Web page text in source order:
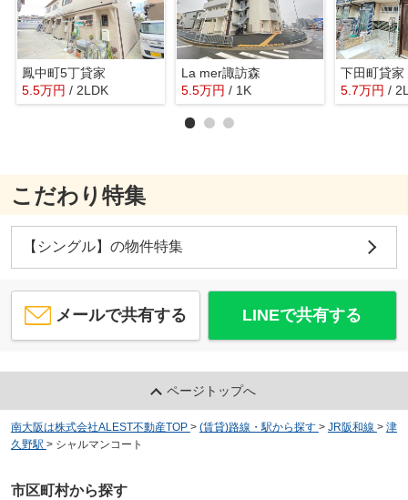
鳳中町5丁貸家
5.5万円 / 2LDK
La mer諏訪森
5.5万円 / 1K
下田町貸家
5.7万円 /
こだわり特集
【シングル】の物件特集
メールで共有する LINEで共有する
ページトップへ
南大阪は株式会社ALEST不動産TOP > (賃貸)路線・駅から探す > JR阪和線 > 津
久野駅 > シャルマンコート
市区町村から探す